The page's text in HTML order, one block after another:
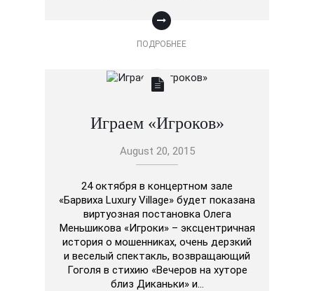
ПОДРОБНЕЕ
Играем «Игроков»
August 20, 2015
24 октября в концертном зале
«Барвиха Luxury Village» будет показана
виртуозная постановка Олега
Меньшиковa «Игроки» – эксцентричная
история о мошенниках, очень дерзкий
и веселый спектакль, возвращающий
Гоголя в стихию «Вечеров на хуторе
близ Диканьки» и…